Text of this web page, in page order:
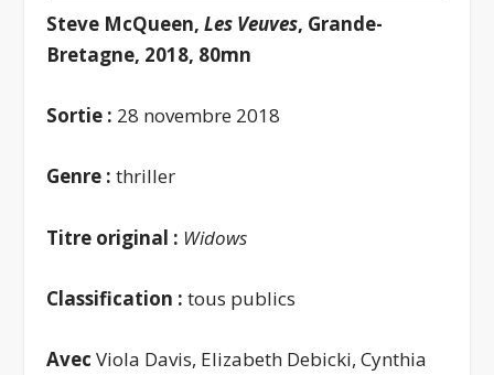
Steve McQueen,Les Veuves, Grande-
Bretagne, 2018, 80mn
Sortie : 28 novembre 2018
Genre : thriller
Titre original : Widows
Classification : tous publics
Avec Viola Davis, Elizabeth Debicki, Cynthia